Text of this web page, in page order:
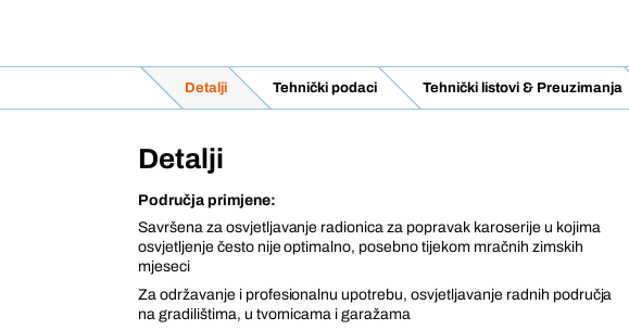
Detalji Tehnički podaci Tehnički listovi & Preuzimanja
Detalji
Područja primjene:
Savršena za osvjetljavanje radionica za popravak karoserije u kojima
osvjetljenje često nije optimalno, posebno tijekom mračnih zimskih
mjeseci
Za održavanje i profesionalnu upotrebu, osvjetljavanje radnih područja
na gradilištima, u tvornicama i garažama